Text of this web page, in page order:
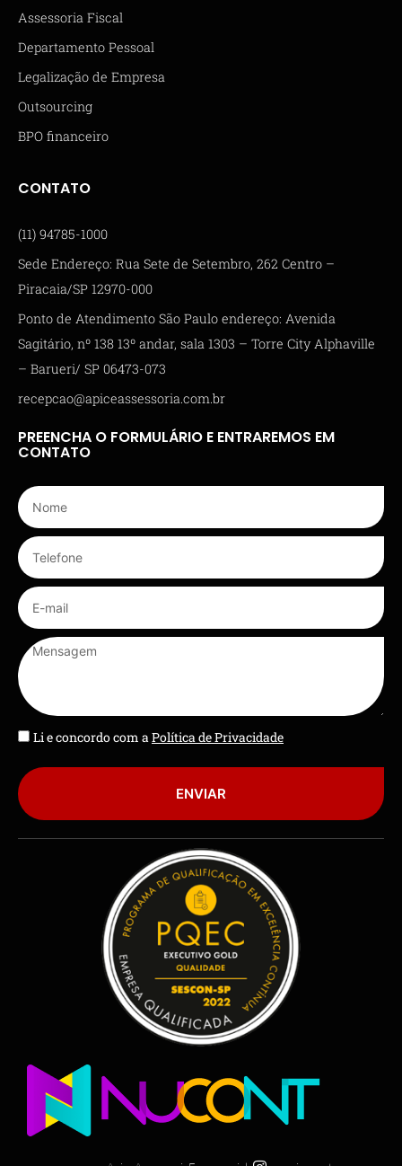
Assessoria Fiscal
Departamento Pessoal
Legalização de Empresa
Outsourcing
BPO financeiro
CONTATO
(11) 94785-1000
Sede Endereço: Rua Sete de Setembro, 262 Centro –
Piracaia/SP 12970-000
Ponto de Atendimento São Paulo endereço: Avenida
Sagitário, nº 138 13º andar, sala 1303 – Torre City Alphaville
– Barueri/ SP 06473-073
recepcao@apiceassessoria.com.br
PREENCHA O FORMULÁRIO E ENTRAREMOS EM
CONTATO
Li e concordo com aPolítica de Privacidade
ENVIAR